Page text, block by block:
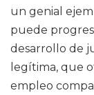
un genial
puede
desarrollo de
legítima, que
empleo